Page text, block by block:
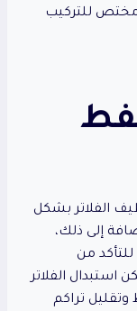
مختص للتركيب
الفلاتر بشكل
إلى ذلك،
من
الفلاتر
تراكم